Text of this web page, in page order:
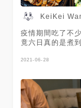
點來吃的 然後奧
好喝ㄟ(⁎⁍̴̛ᴗ⁍̴̛⁎)
喜歡吃oreo 有點像吃冰炫風的
感覺 吃得好飽唷
KeiKei
疫情期間吃了不
竟六日真的是煮
以吃兩餐，會員
2021-06-28